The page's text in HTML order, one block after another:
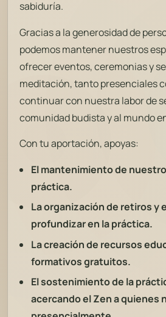
sabiduría.
Gracias a la generosidad de
podemos mantener nuestros
ofrecer eventos, ceremonias y
meditación, tanto presenciales
continuar con nuestra labor de
comunidad budista y al mundo
Con tu aportación, apoyas:
El mantenimiento de
práctica.
La organización de retiros y
profundizar en la práctica.
La creación de recursos
formativos gratuitos.
El sostenimiento de la
acercando el Zen a quienes